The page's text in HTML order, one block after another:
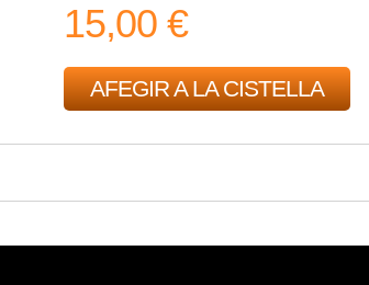
15,00 €
AFEGIR A LA CISTELLA